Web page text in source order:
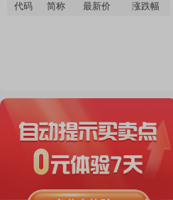
代码 简称 最新价 涨跌幅